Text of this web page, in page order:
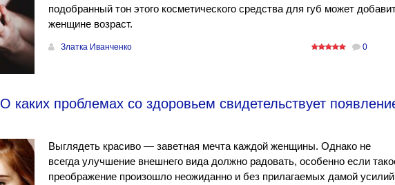
подобранный тон этого косметического средства для губ может
женщине возраст.
Златка Иванченко 0
О каких проблемах со здоровьем свидетельствует
Выглядеть красиво — заветная мечта каждой женщины. Однако не
всегда улучшение внешнего вида должно радовать, особенно если
преображение произошло неожиданно и без прилагаемых дамой усилий